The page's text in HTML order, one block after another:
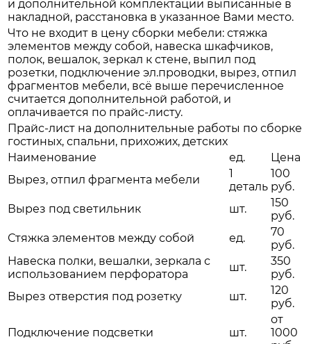
и дополнительной комплектации выписанные в
накладной, расстановка в указанное Вами место.
Что не входит в цену сборки мебели: стяжка
элементов между собой, навеска шкафчиков,
полок, вешалок, зеркал к стене, выпил под
розетки, подключение эл.проводки, вырез, отпил
фрагментов мебели, всё выше перечисленное
считается дополнительной работой, и
оплачивается по прайс-листу.
Прайс-лист на дополнительные работы по сборке
гостиных, спальни, прихожих, детских
Наименование
ед.
Цена
Вырез, отпил фрагмента мебели
1
деталь
100
руб.
Вырез под светильник
шт.
150
руб.
Стяжка элементов между собой
ед.
70
руб.
Навеска полки, вешалки, зеркала с
использованием перфоратора
шт.
350
руб.
Вырез отверстия под розетку
шт.
120
руб.
Подключение подсветки шт.
от
1000